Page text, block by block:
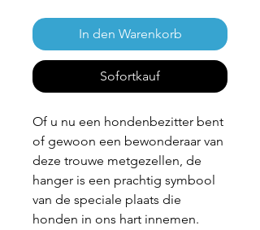
In den Warenkorb
Sofortkauf
Of u nu een hondenbezitter bent
of gewoon een bewonderaar van
deze trouwe metgezellen, de
hanger is een prachtig symbool
van de speciale plaats die
honden in ons hart innemen.